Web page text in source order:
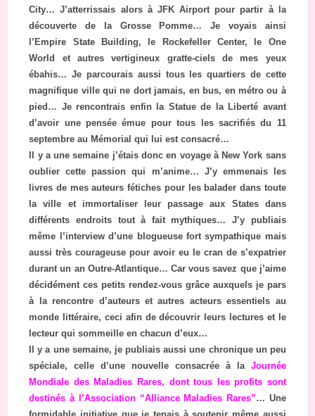
City… J’atterrissais alors à JFK Airport pour partir à la
découverte de la Grosse Pomme… Je voyais ainsi
l’Empire State Building, le Rockefeller Center, le One
World et autres vertigineux gratte-ciels de mes yeux
ébahis… Je parcourais aussi tous les quartiers de cette
magnifique ville qui ne dort jamais, en bus, en métro ou à
pied… Je rencontrais enfin la Statue de la Liberté avant
d’avoir une pensée émue pour tous les sacrifiés du 11
septembre au Mémorial qui lui est consacré…
Il y a une semaine j’étais donc en voyage à New York sans
oublier cette passion qui m’anime… J’y emmenais les
livres de mes auteurs fétiches pour les balader dans toute
la ville et immortaliser leur passage aux States dans
différents endroits tout à fait mythiques… J’y publiais
même l’interview d’une blogueuse fort sympathique mais
aussi très courageuse pour avoir eu le cran de s’expatrier
durant un an Outre-Atlantique… Car vous savez que j’aime
décidément ces petits rendez-vous grâce auxquels je pars
à la rencontre d’auteurs et autres acteurs essentiels au
monde littéraire, ceci afin de découvrir leurs lectures et le
lecteur qui sommeille en chacun d’eux…
Il y a une semaine, je publiais aussi une chronique un peu
spéciale, celle d’une nouvelle consacrée à la Journée
Mondiale des Maladies Rares, dont tous les profits sont
destinés à l’Association “Alliance Maladies Rares”… Une